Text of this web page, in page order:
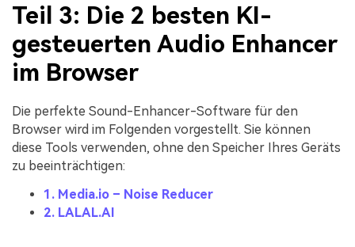
Teil 3: Die 2 besten KI-
gesteuerten Audio Enhancer
im Browser
Die perfekte Sound-Enhancer-Software für den
Browser wird im Folgenden vorgestellt. Sie können
diese Tools verwenden, ohne den Speicher Ihres Geräts
zu beeinträchtigen:
1. Media.io – Noise Reducer
2. LALAL.AI